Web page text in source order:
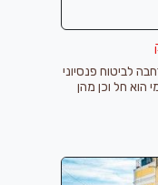
צו הרחבה לביטוח פנסיוני
חל וכן מהן